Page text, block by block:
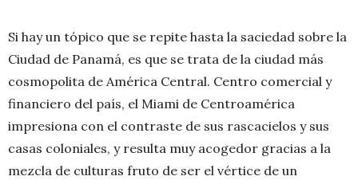
Si hay un tópico que se repite hasta la saciedad sobre la
Ciudad de Panamá, es que se trata de la ciudad más
cosmopolita de América Central. Centro comercial y
financiero del país, el Miami de Centroamérica
impresiona con el contraste de sus rascacielos y sus
casas coloniales, y resulta muy acogedor gracias a la
mezcla de culturas fruto de ser el vértice de un